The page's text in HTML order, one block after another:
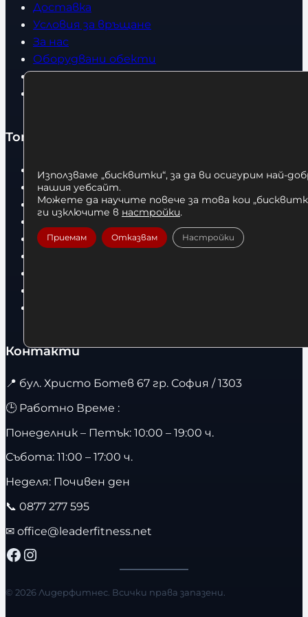
Доставка
Условия за връщане
За нас
Оборудвани обекти
Контакти
Топ категории
Бокс
Боксови чували
Боксови ръкавици
Дрехи
Детски дрехи
Контакти
📍 бул. Христо Ботев 67 гр. София / 1303
🕒 Работно Време :
Понеделник – Петък: 10:00 – 19:00 ч.
Събота: 11:00 – 17:00 ч.
Неделя: Почивен ден
📞 0877 277 595
✉ office@leaderfitness.net
Facebook Instagram
© 2026 Лидерфитнес. Всички права запазени.
Използваме „бисквитки“, за да ви осигурим най-
нашия уебсайт.
Можете да научите повече за това кои
ги изключите в настройки.
Приемам Отказвам Настройки